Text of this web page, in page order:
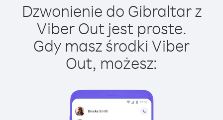
Dzwonienie do Gibraltar z
Viber Out jest proste.
Gdy masz środki Viber
Out, możesz: